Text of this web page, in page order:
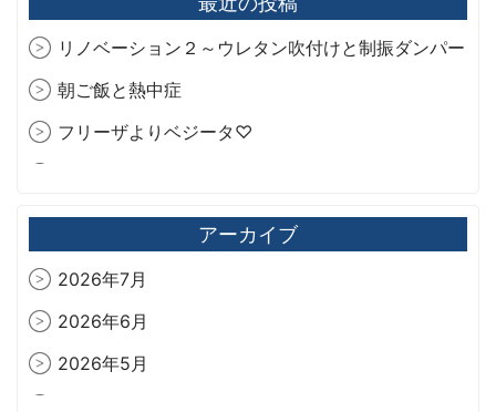
リノベーション２～ウレタン吹付けと制振ダンパー
朝ご飯と熱中症
フリーザよりベジータ♡
旧藏内邸
アーカイブ
2026年7月
2026年6月
2026年5月